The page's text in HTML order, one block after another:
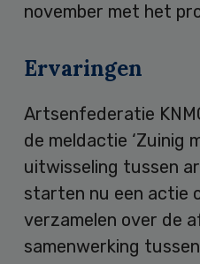
november met het
Ervaringen
Artsenfederatie
de meldactie ‘Zuinig
uitwisseling tussen
starten nu een actie
verzamelen over de
samenwerking